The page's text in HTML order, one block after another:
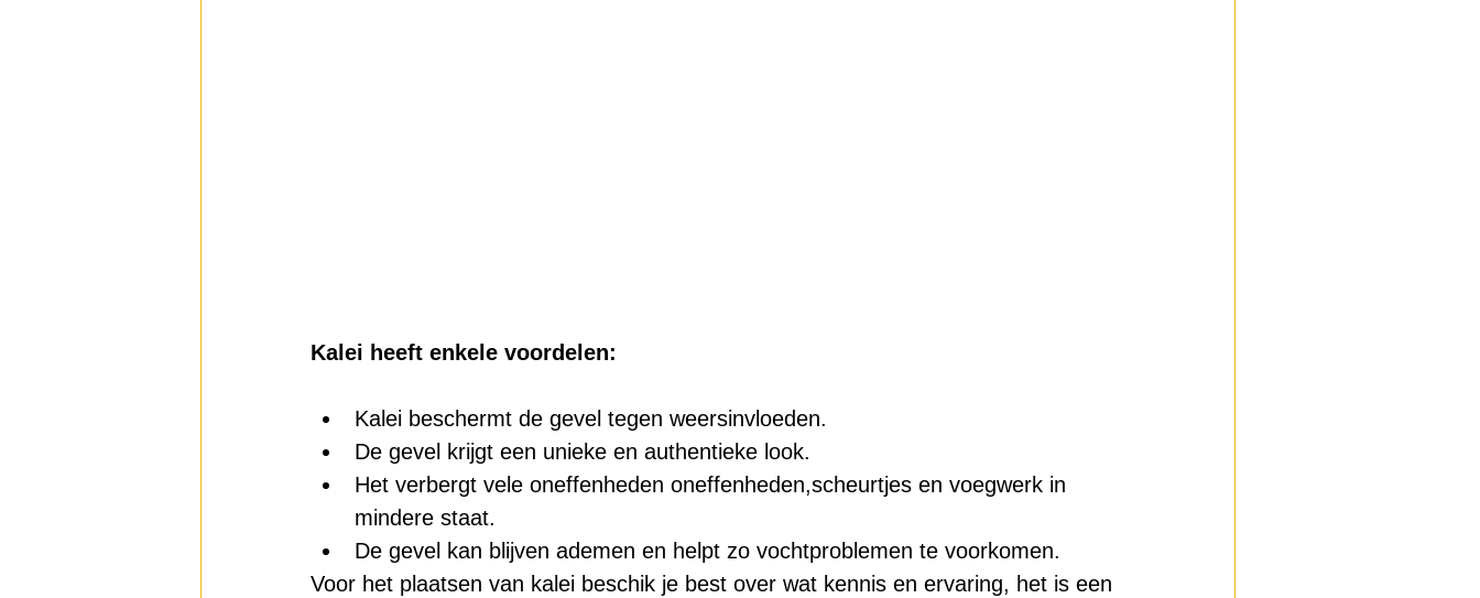
Kalei heeft enkele voordelen:
Kalei beschermt de gevel tegen weersinvloeden.
De gevel krijgt een unieke en authentieke look.
Het verbergt vele oneffenheden oneffenheden,scheurtjes en voegwerk in
mindere staat.
De gevel kan blijven ademen en helpt zo vochtproblemen te voorkomen.
Voor het plaatsen van kalei beschik je best over wat kennis en ervaring, het is een